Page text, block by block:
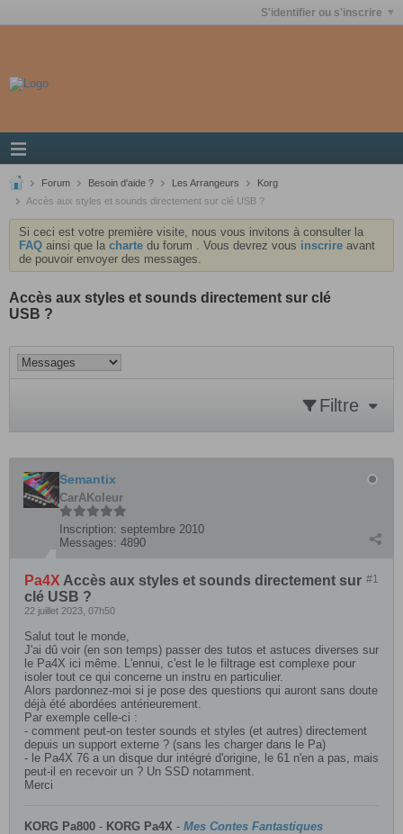
S'identifier ou s'inscrire
Forum Besoin d'aide ? Les Arrangeurs
Korg
Accès aux styles et sounds directement sur clé USB ?
Si ceci est votre première visite, nous vous invitons à consulter la
FAQ ainsi que la charte du forum . Vous devrez vous inscrire avant
de pouvoir envoyer des messages.
Accès aux styles et sounds directement sur clé
USB ?
Filtre
Semantix
CarAKoleur
Inscription: septembre 2010
Messages: 4890
#1
Pa4X Accès aux styles et sounds directement sur
clé USB ?
22 juillet 2023, 07h50
Salut tout le monde,
J'ai dû voir (en son temps) passer des tutos et astuces diverses sur
le Pa4X ici même. L'ennui, c'est le le filtrage est complexe pour
isoler tout ce qui concerne un instru en particulier.
Alors pardonnez-moi si je pose des questions qui auront sans doute
déjà été abordées antérieurement.
Par exemple celle-ci :
- comment peut-on tester sounds et styles (et autres) directement
depuis un support externe ? (sans les charger dans le Pa)
- le Pa4X 76 a un disque dur intégré d'origine, le 61 n'en a pas, mais
peut-il en recevoir un ? Un SSD notamment.
Merci
KORG Pa800 - KORG Pa4X - Mes Contes Fantastiques